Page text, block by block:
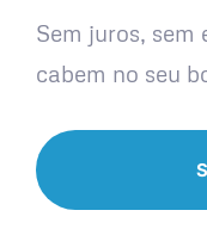
Sem juros, sem
cabem no seu